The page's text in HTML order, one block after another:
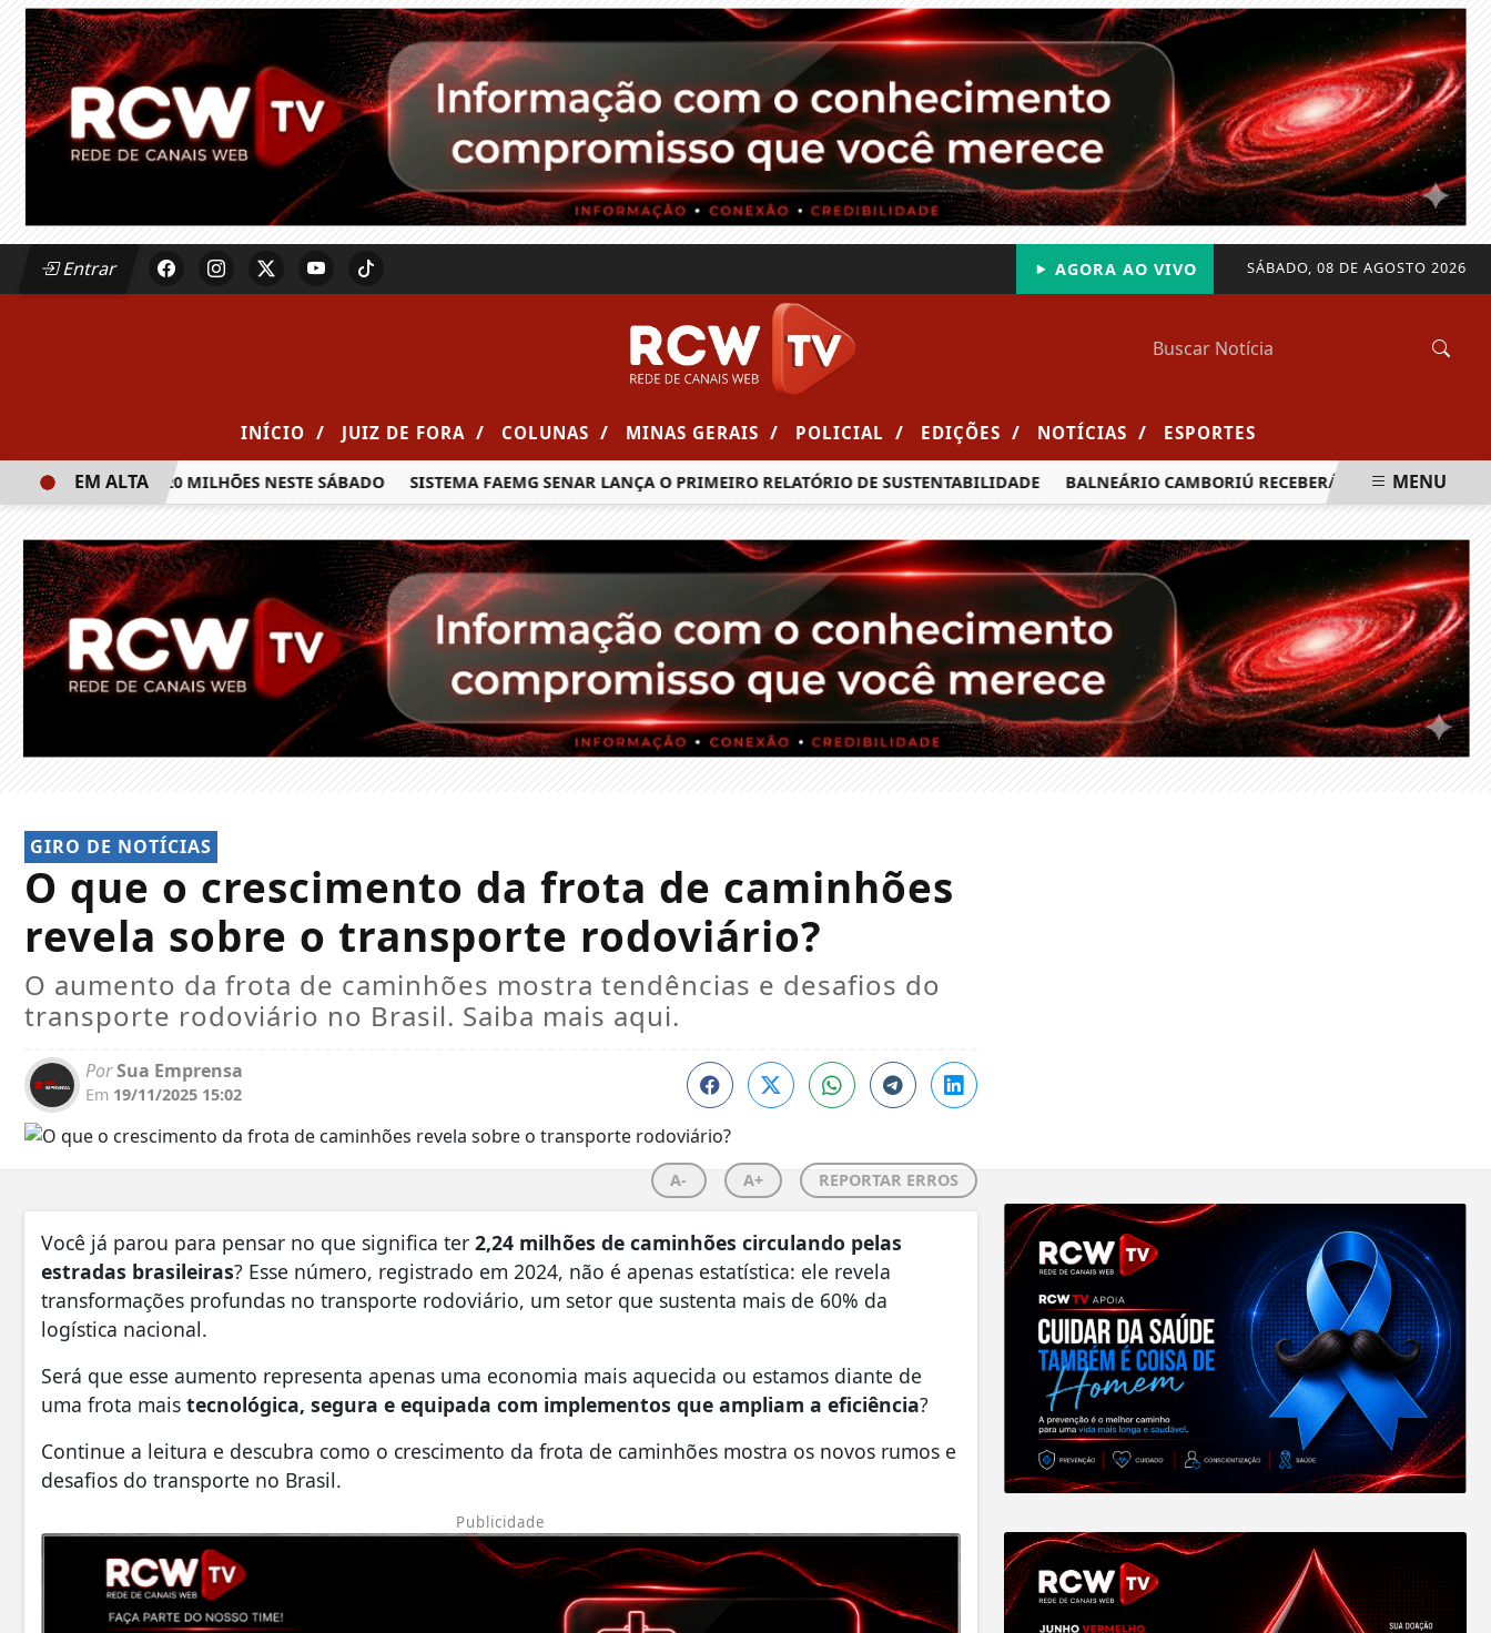
Entrar SÁBADO, 08 DE AGOSTO 2026
AGORA AO VIVO
INÍCIO / JUIZ DE FORA / COLUNAS / MINAS GERAIS / POLICIAL / EDIÇÕES / NOTÍCIAS / ESPORTES
PRÊMIO DE R$ 20 MILHÕES NESTE SÁBADO SISTEMA FAEMG SENAR LANÇA O PRIMEIRO RELATÓRIO DE SUSTENTABILIDADE BALNEÁRIO CAMBORIÚ RECEBERÁ MAIS DE 120
EM ALTA MENU
GIRO DE NOTÍCIAS
O que o crescimento da frota de caminhões
revela sobre o transporte rodoviário?
O aumento da frota de caminhões mostra tendências e desafios do
transporte rodoviário no Brasil. Saiba mais aqui.
PorSua Emprensa
Em 19/11/2025 15:02
A- A+ REPORTAR ERROS
Você já parou para pensar no que significa ter 2,24 milhões de caminhões circulando pelas
estradas brasileiras? Esse número, registrado em 2024, não é apenas estatística: ele revela
transformações profundas no transporte rodoviário, um setor que sustenta mais de 60% da
logística nacional.
Será que esse aumento representa apenas uma economia mais aquecida ou estamos diante de
uma frota mais tecnológica, segura e equipada com implementos que ampliam a eficiência?
Continue a leitura e descubra como o crescimento da frota de caminhões mostra os novos rumos e
desafios do transporte no Brasil.
Publicidade